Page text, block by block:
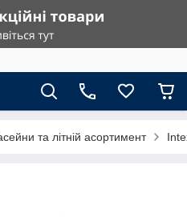
та літній асортимент